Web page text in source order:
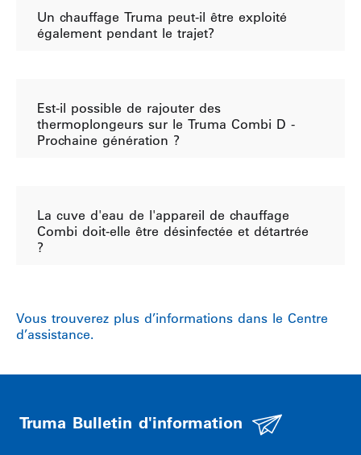
Un chauffage Truma peut-il être exploité
également pendant le trajet?
Est-il possible de rajouter des
thermoplongeurs sur le Truma Combi D -
Prochaine génération ?
La cuve d'eau de l'appareil de chauffage
Combi doit-elle être désinfectée et détartrée
?
Vous trouverez plus d’informations dans le Centre
d’assistance.
Truma Bulletin d'information